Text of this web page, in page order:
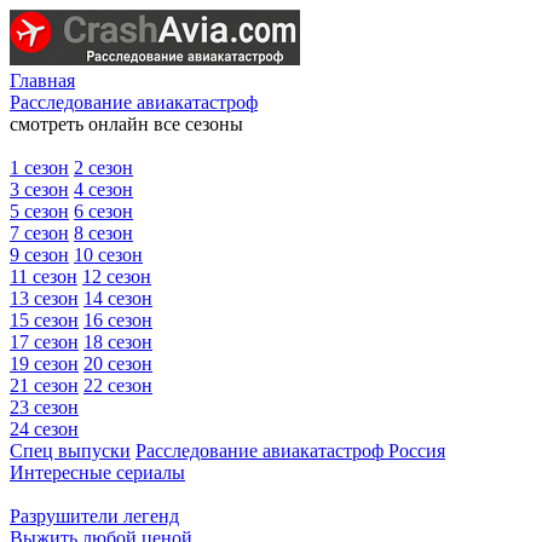
Главная
Расследование авиакатастроф
смотреть онлайн все сезоны
1 сезон 2 сезон
3 сезон 4 сезон
5 сезон 6 сезон
7 сезон 8 сезон
9 сезон 10 сезон
11 сезон 12 сезон
13 сезон 14 сезон
15 сезон 16 сезон
17 сезон 18 сезон
19 сезон 20 сезон
21 сезон 22 сезон
23 сезон
24 сезон
Спец выпуски Расследование авиакатастроф Россия
Интересные сериалы
Разрушители легенд
Выжить любой ценой